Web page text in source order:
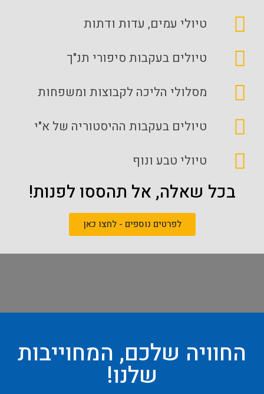
טיולי עמים, עדות ודתות
טיולים בעקבות סיפורי תנ"ך
מסלולי הליכה לקבוצות ומשפחות
טיולים בעקבות ההיסטוריה של א"י
טיולי טבע ונוף
בכל שאלה, אל תהססו לפנות!
לפרטים נוספים - לחצו כאן
החוויה שלכם, המחוייבות
שלנו!